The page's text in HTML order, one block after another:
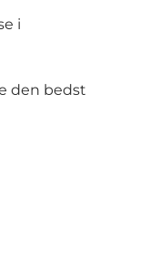
i
den bedst